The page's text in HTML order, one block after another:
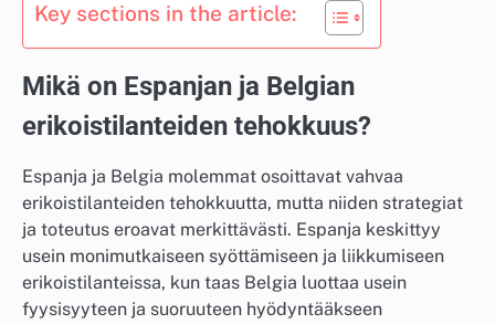
Key sections in the article:
Mikä on Espanjan ja Belgian
erikoistilanteiden tehokkuus?
Espanja ja Belgia molemmat osoittavat vahvaa
erikoistilanteiden tehokkuutta, mutta niiden strategiat
ja toteutus eroavat merkittävästi. Espanja keskittyy
usein monimutkaiseen syöttämiseen ja liikkumiseen
erikoistilanteissa, kun taas Belgia luottaa usein
fyysisyyteen ja suoruuteen hyödyntääkseen